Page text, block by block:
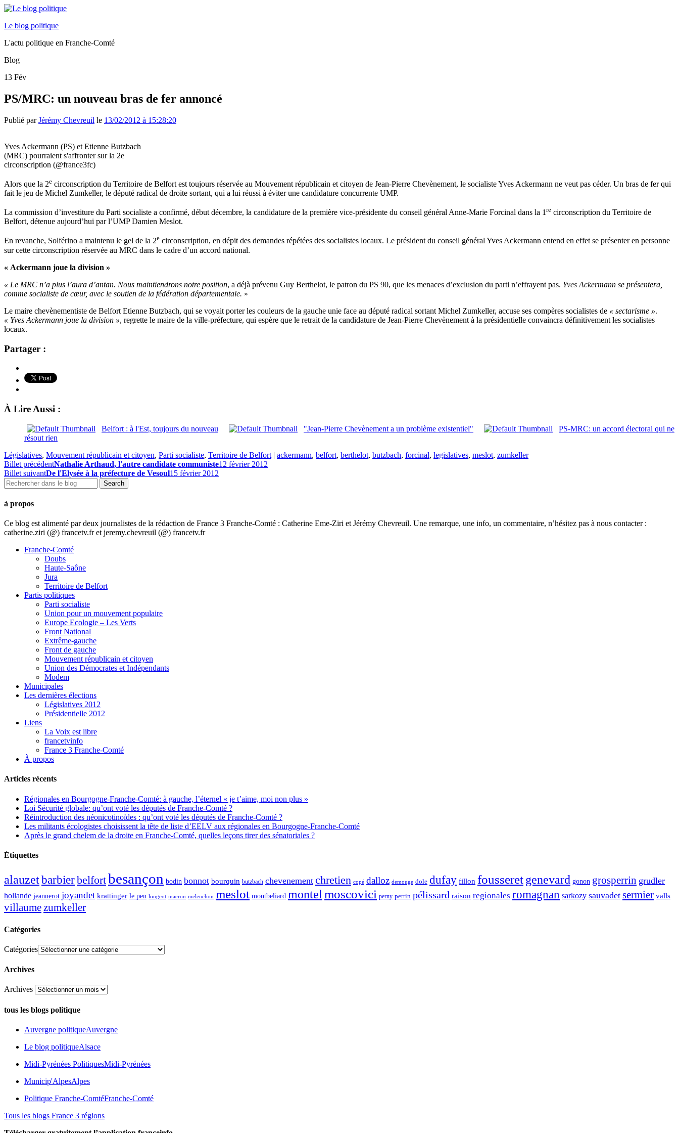
Le blog politique
L'actu politique en Franche-Comté
Blog
13 Fév
PS/MRC: un nouveau bras de fer annoncé
Publié parJérémy Chevreuil le 13/02/2012 à 15:28:20
Yves Ackermann (PS) et Etienne Butzbach
(MRC) pourraient s'affronter sur la 2e
circonscription (@france3fc)
Alors que la 2e circonscription du Territoire de Belfort est toujours réservée au Mouvement républicain et citoyen de Jean-Pierre Chevènement, le socialiste Yves Ackermann ne veut pas céder. Un bras de fer qui
fait le jeu de Michel Zumkeller, le député radical de droite sortant, qui a lui réussi à éviter une candidature concurrente UMP.
La commission d’investiture du Parti socialiste a confirmé, début décembre, la candidature de la première vice-présidente du conseil général Anne-Marie Forcinal dans la 1re circonscription du Territoire de
Belfort, détenue aujourd’hui par l’UMP Damien Meslot.
En revanche, Solférino a maintenu le gel de la 2e circonscription, en dépit des demandes répétées des socialistes locaux. Le président du conseil général Yves Ackermann entend en effet se présenter en personne
sur cette circonscription réservée au MRC dans le cadre d’un accord national.
« Ackermann joue la division »
« Le MRC n’a plus l’aura d’antan. Nous maintiendrons notre position, a déjà prévenu Guy Berthelot, le patron du PS 90, que les menaces d’exclusion du parti n’effrayent pas. Yves Ackermann se présentera,
comme socialiste de cœur, avec le soutien de la fédération départementale. »
Le maire chevènementiste de Belfort Etienne Butzbach, qui se voyait porter les couleurs de la gauche unie face au député radical sortant Michel Zumkeller, accuse ses compères socialistes de « sectarisme ».
« Yves Ackermann joue la division », regrette le maire de la ville-préfecture, qui espère que le retrait de la candidature de Jean-Pierre Chevènement à la présidentielle convaincra définitivement les socialistes
locaux.
Partager :
À Lire Aussi :
Belfort : à l'Est, toujours du nouveau "Jean-Pierre Chevènement a un problème existentiel"
PS-MRC: un accord électoral qui ne
résout rien
Législatives, Mouvement républicain et citoyen, Parti socialiste, Territoire de Belfort | ackermann, belfort, berthelot, butzbach, forcinal, legislatives, meslot, zumkeller
Billet précédentNathalie Arthaud, l'autre candidate communiste12 février 2012
Billet suivantDe l'Elysée à la préfecture de Vesoul15 février 2012
à propos
Ce blog est alimenté par deux journalistes de la rédaction de France 3 Franche-Comté : Catherine Eme-Ziri et Jérémy Chevreuil. Une remarque, une info, un commentaire, n’hésitez pas à nous contacter :
catherine.ziri (@) francetv.fr et jeremy.chevreuil (@) francetv.fr
Franche-Comté
Doubs
Haute-Saône
Jura
Territoire de Belfort
Partis politiques
Parti socialiste
Union pour un mouvement populaire
Europe Ecologie – Les Verts
Front National
Extrême-gauche
Front de gauche
Mouvement républicain et citoyen
Union des Démocrates et Indépendants
Modem
Municipales
Les dernières élections
Législatives 2012
Présidentielle 2012
Liens
La Voix est libre
francetvinfo
France 3 Franche-Comté
À propos
Articles récents
Régionales en Bourgogne-Franche-Comté: à gauche, l’éternel « je t’aime, moi non plus »
Loi Sécurité globale: qu’ont voté les députés de Franche-Comté ?
Réintroduction des néonicotinoïdes : qu’ont voté les députés de Franche-Comté ?
Les militants écologistes choisissent la tête de liste d’EELV aux régionales en Bourgogne-Franche-Comté
Après le grand chelem de la droite en Franche-Comté, quelles leçons tirer des sénatoriales ?
Étiquettes
alauzetbarbierbelfortbesançon bodin bonnot bourquin butzbach chevenement chretien copé dalloz demouge dole dufay fillon fousseretgenevard gonon grosperrin grudler
hollande jeannerot joyandet krattinger le pen longeot macron melenchon meslot montbeliard montelmoscovici perny perrin pélissard raison regionales romagnan sarkozy sauvadet sermier valls
villaumezumkeller
Catégories
Catégories
Archives
Archives
tous les blogs politique
Auvergne politiqueAuvergne
Le blog politiqueAlsace
Midi-Pyrénées PolitiquesMidi-Pyrénées
Municip'AlpesAlpes
Politique Franche-ComtéFranche-Comté
Tous les blogs France 3 régions